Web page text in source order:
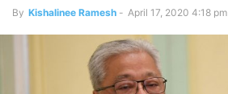
By Kishalinee Ramesh - April 17, 2020 4:18 pm